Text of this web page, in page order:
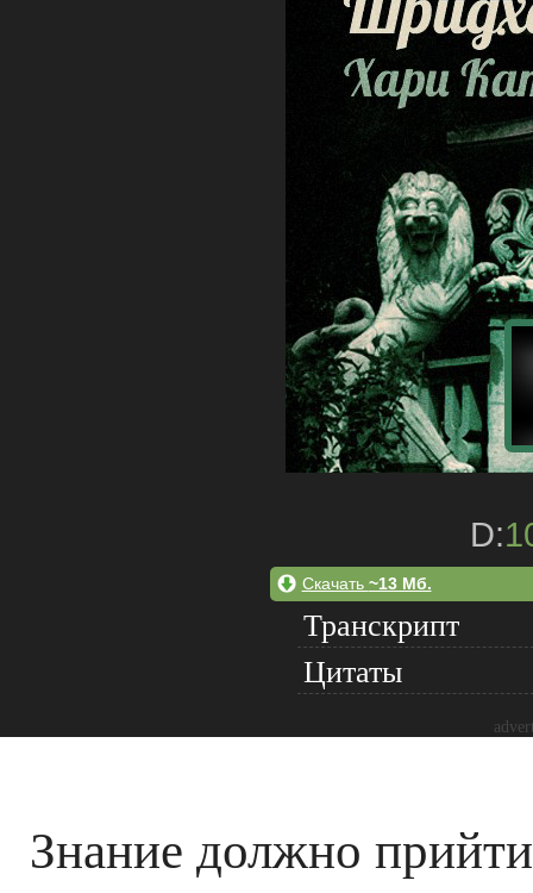
D:
Скачать ~13 Мб.
Транскрипт
Цитаты
Знание должно